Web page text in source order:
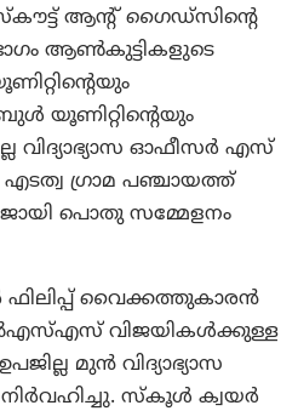
ആൻ്റ് ഗൈഡ്സിൻ്റെ
ആൺകുട്ടികളുടെ
യൂണിറ്റിൻ്റെയും
വിദ്യാഭ്യാസ ഓഫീസർ എസ്
ഗ്രാമ പഞ്ചായത്ത്
പൊതു സമ്മേളനം
വൈക്കത്തുകാരൻ
വിജയികൾക്കുള്ള
മുൻ വിദ്യാഭ്യാസ
സ്കൂൾ ക്വയർ